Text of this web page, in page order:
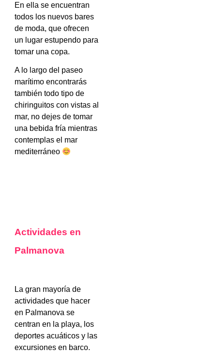
En ella se encuentran
todos los nuevos bares
de moda, que ofrecen
un lugar estupendo para
tomar una copa.
A lo largo del paseo
marítimo encontrarás
también todo tipo de
chiringuitos con vistas al
mar, no dejes de tomar
una bebida fría mientras
contemplas el mar
mediterráneo
Actividades en
Palmanova
La gran mayoría de
actividades que hacer
en Palmanova se
centran en la playa, los
deportes acuáticos y las
excursiones en barco.